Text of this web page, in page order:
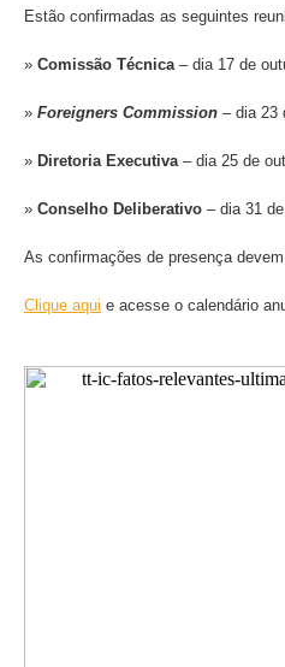
Estão confirmadas as seguintes
» Comissão Técnica– dia 17 de
» Foreigners Commission – dia 23
» Diretoria Executiva– dia 25 de
» Conselho Deliberativo – dia 31
As confirmações de presença
Clique aqui e acesse o calendário